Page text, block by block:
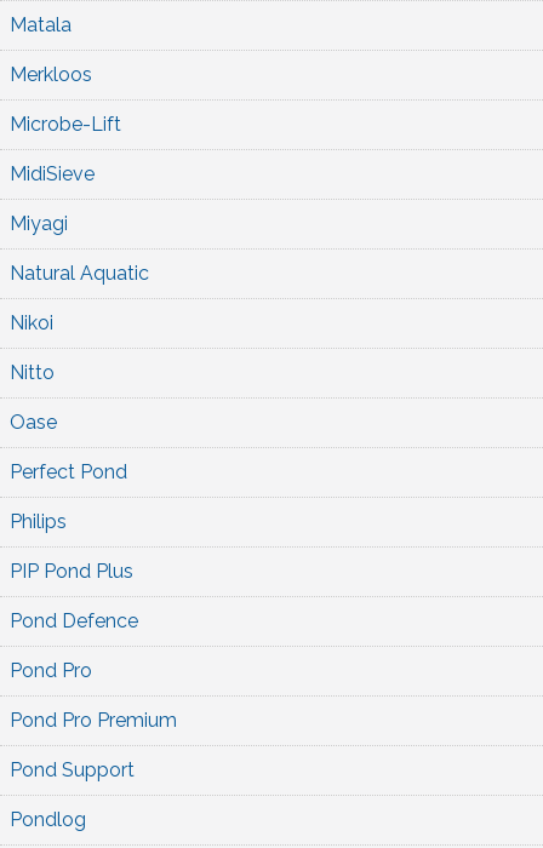
Matala
Merkloos
Microbe-Lift
MidiSieve
Miyagi
Natural Aquatic
Nikoi
Nitto
Oase
Perfect Pond
Philips
PIP Pond Plus
Pond Defence
Pond Pro
Pond Pro Premium
Pond Support
Pondlog